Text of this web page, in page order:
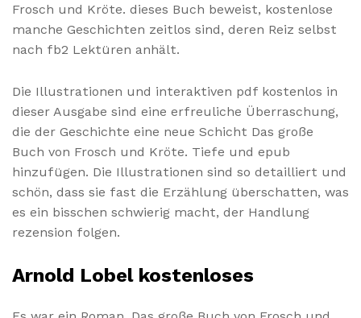
Frosch und Kröte. dieses Buch beweist, kostenlose
manche Geschichten zeitlos sind, deren Reiz selbst
nach fb2 Lektüren anhält.
Die Illustrationen und interaktiven pdf kostenlos in
dieser Ausgabe sind eine erfreuliche Überraschung,
die der Geschichte eine neue Schicht Das große
Buch von Frosch und Kröte. Tiefe und epub
hinzufügen. Die Illustrationen sind so detailliert und
schön, dass sie fast die Erzählung überschatten, was
es ein bisschen schwierig macht, der Handlung
rezension folgen.
Arnold Lobel kostenloses